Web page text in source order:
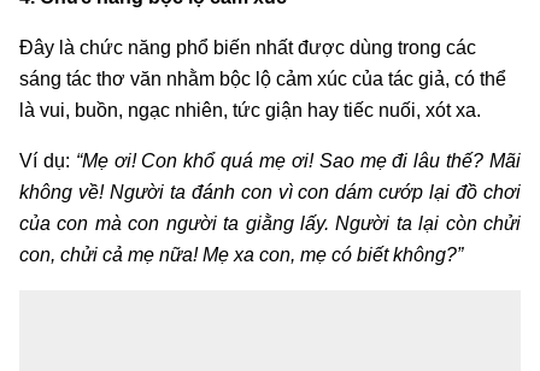
Đây là chức năng phổ biến nhất được dùng trong các
sáng tác thơ văn nhằm bộc lộ cảm xúc của tác giả, có thể
là vui, buồn, ngạc nhiên, tức giận hay tiếc nuối, xót xa.
Ví dụ: “Mẹ ơi! Con khổ quá mẹ ơi! Sao mẹ đi lâu thế? Mãi
không về! Người ta đánh con vì con dám cướp lại đồ chơi
của con mà con người ta giằng lấy. Người ta lại còn chửi
con, chửi cả mẹ nữa! Mẹ xa con, mẹ có biết không?”